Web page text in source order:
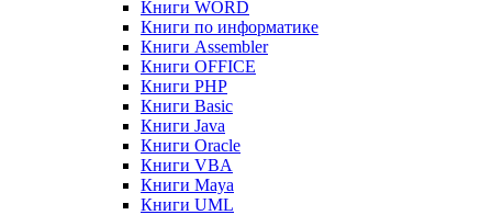
Книги WORD
Книги по информатике
Книги Assembler
Книги OFFICE
Книги PHP
Книги Basic
Книги Java
Книги Oracle
Книги VBA
Книги Maya
Книги UML